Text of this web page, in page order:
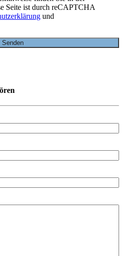
Seite ist durch reCAPTCHA
und